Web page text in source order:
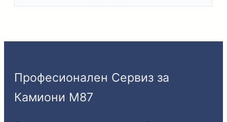
Професионален Сервиз за
Камиони М87